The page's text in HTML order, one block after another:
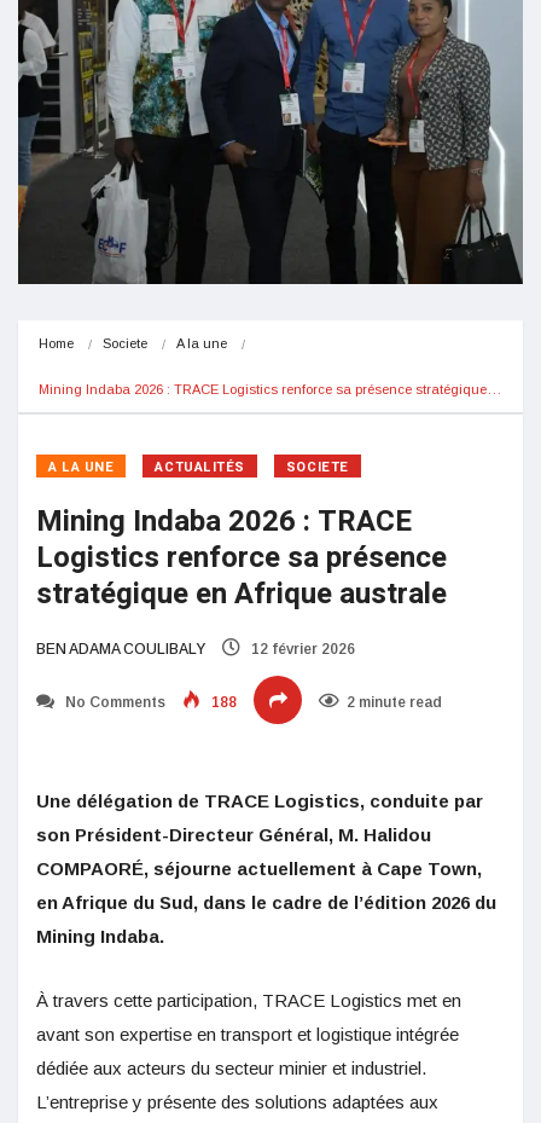
Home Societe A la une
Mining Indaba 2026 : TRACE Logistics renforce sa présence stratégique…
A LA UNE ACTUALITÉS SOCIETE
Mining Indaba 2026 : TRACE
Logistics renforce sa présence
stratégique en Afrique australe
BEN ADAMA COULIBALY 12 février 2026
No Comments 188 2 minute read
Une délégation de TRACE Logistics, conduite par
son Président-Directeur Général, M. Halidou
COMPAORÉ, séjourne actuellement à Cape Town,
en Afrique du Sud, dans le cadre de l’édition 2026 du
Mining Indaba.
À travers cette participation, TRACE Logistics met en
avant son expertise en transport et logistique intégrée
dédiée aux acteurs du secteur minier et industriel.
L’entreprise y présente des solutions adaptées aux